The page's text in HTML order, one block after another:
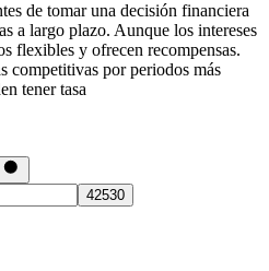
de tomar una decisión financiera
a largo plazo. Aunque los intereses
flexibles y ofrecen recompensas.
competitivas por periodos más
tener tasa